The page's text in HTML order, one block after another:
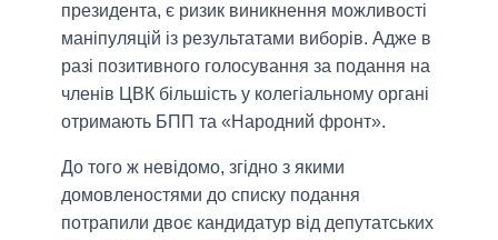
президента, є ризик виникнення можливості
маніпуляцій із результатами виборів. Адже в
разі позитивного голосування за подання на
членів ЦВК більшість у колегіальному органі
отримають БПП та «Народний фронт».
До того ж невідомо, згідно з якими
домовленостями до списку подання
потрапили двоє кандидатур від депутатських